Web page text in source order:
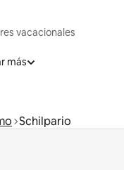
vacacionales
más
Schilpario